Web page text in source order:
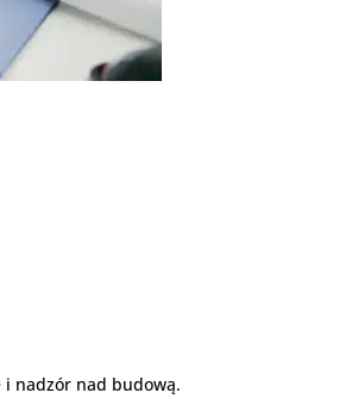
i nadzór nad budową.